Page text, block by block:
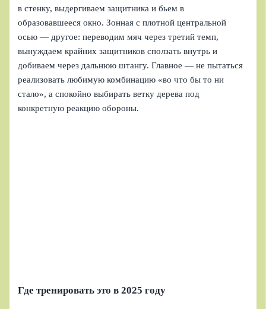
в стенку, выдергиваем защитника и бьем в
образовавшееся окно. Зонная с плотной центральной
осью — другое: переводим мяч через третий темп,
вынуждаем крайних защитников сползать внутрь и
добиваем через дальнюю штангу. Главное — не пытаться
реализовать любимую комбинацию «во что бы то ни
стало», а спокойно выбирать ветку дерева под
конкретную реакцию обороны.
Где тренировать это в 2025 году